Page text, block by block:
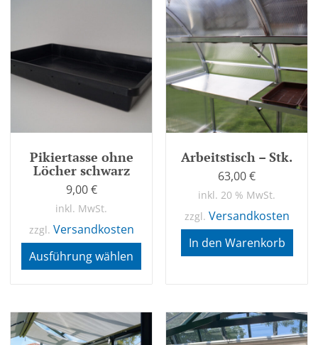
Pikiertasse ohne
Löcher schwarz
9,00€
inkl. MwSt.
zzgl. Versandkosten
Ausführung wählen
Arbeitstisch – Stk.
63,00€
inkl. 20 % MwSt.
zzgl. Versandkosten
In den Warenkorb